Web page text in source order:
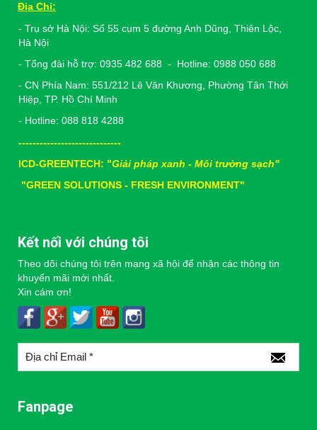
Địa Chỉ:
- Trụ sở Hà Nội: Số 55 cụm 5 đường Anh Dũng, Thiên Lộc,
Hà Nội
- Tổng đài hỗ trợ: 0935 482 688 - Hotline: 0988 050 688
- CN Phía Nam: 551/212 Lê Văn Khương, Phường Tân Thới
Hiệp, TP. Hồ Chí Minh
- Hotline: 088 818 4288
-----------------------------
ICD-GREENTECH: "Giải pháp xanh - Môi trường sạch"
"GREEN SOLUTIONS - FRESH ENVIRONMENT"
Kết nối với chúng tôi
Theo dõi chúng tôi trên mạng xã hội để nhận các thông tin
khuyến mãi mới nhất.
Xin cám ơn!
Fanpage